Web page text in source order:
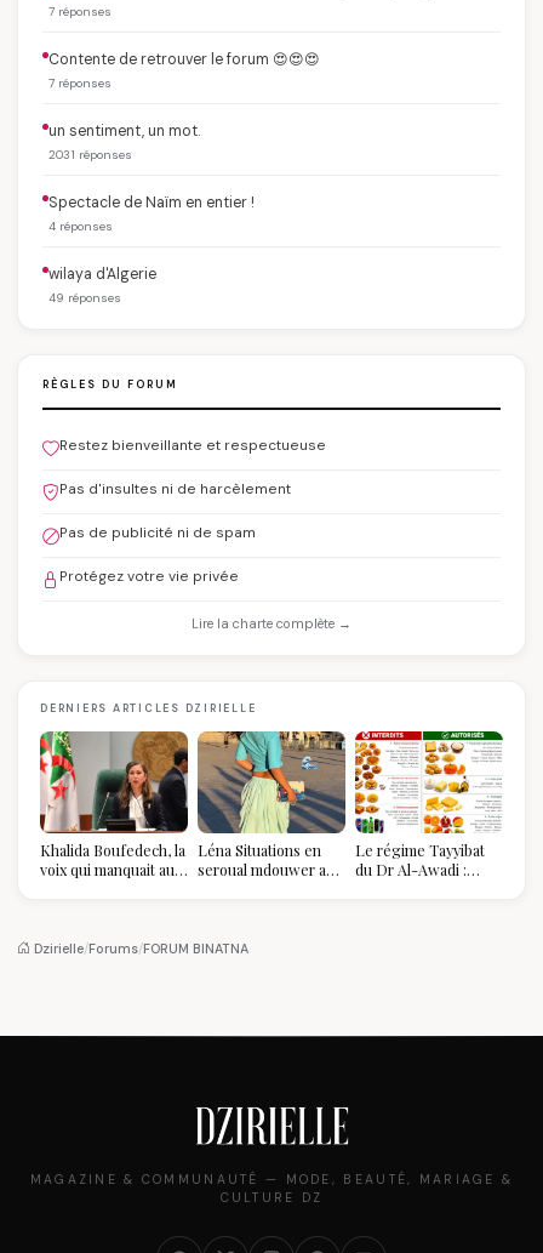
7 réponses
Contente de retrouver le forum 😍😍😍
7 réponses
un sentiment, un mot.
2031 réponses
Spectacle de Naïm en entier !
4 réponses
wilaya d'Algerie
49 réponses
RÈGLES DU FORUM
Restez bienveillante et respectueuse
Pas d'insultes ni de harcèlement
Pas de publicité ni de spam
Protégez votre vie privée
Lire la charte complète →
DERNIERS ARTICLES DZIRIELLE
Khalida Boufedech, la
voix qui manquait au
Léna Situations en
seroual mdouwer au
pièce mode de l'été
Le régime Tayyibat
du Dr Al-Awadi :
Dzirielle/Forums/FORUM BINATNA
MAGAZINE & COMMUNAUTÉ — MODE, BEAUTÉ, MARIAGE &
CULTURE DZ